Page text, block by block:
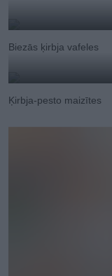
Biezās ķirbja vafeles
Ķirbja-pesto maizītes